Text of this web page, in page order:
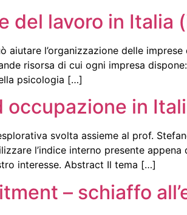
del lavoro in Italia
aiutare l’organizzazione delle
risorsa di cui ogni impresa
psicologia […]
in
svolta assieme al prof.
l’indice interno presente appena
interesse. Abstract Il tema […]
– schiaffo